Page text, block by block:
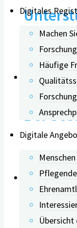
Digitales
Machen
Häufige
Digitale
16.09.2021
Bei
15.09.2025